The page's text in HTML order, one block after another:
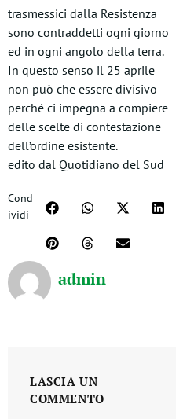
trasmessici dalla Resistenza
sono contraddetti ogni giorno
ed in ogni angolo della terra.
In questo senso il 25 aprile
non può che essere divisivo
perché ci impegna a compiere
delle scelte di contestazione
dell’ordine esistente.
edito dal Quotidiano del Sud
Cond
ividi
admin
LASCIA UN
COMMENTO